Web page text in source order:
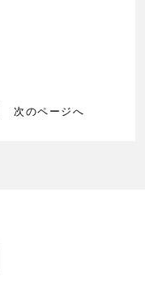
次のページへ